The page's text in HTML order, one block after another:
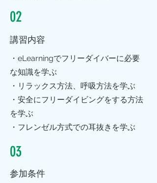
02
講習内容
・eLearningでフリーダイバーに必要
な知識を学ぶ
・リラックス方法、呼吸方法を学ぶ
・​安全にフリーダイビングをする方法
を学ぶ
・フレンゼル方式での耳抜きを学ぶ
03
参加条件